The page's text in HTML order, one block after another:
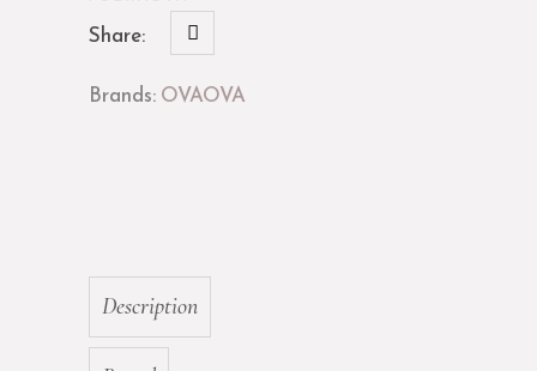
Share:
Brands: OVAOVA
Description